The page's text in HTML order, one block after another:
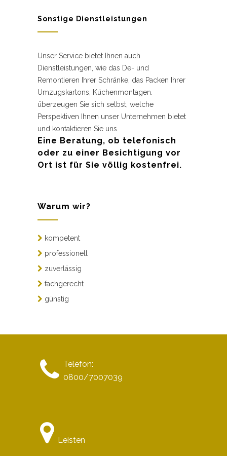
Sonstige Dienstleistungen
Unser Service bietet Ihnen auch
Dienstleistungen, wie das De- und
Remontieren Ihrer Schränke, das Packen Ihrer
Umzugskartons, Küchenmontagen.
überzeugen Sie sich selbst, welche
Perspektiven Ihnen unser Unternehmen bietet
und kontaktieren Sie uns.
Eine Beratung, ob telefonisch
oder zu einer Besichtigung vor
Ort ist für Sie völlig kostenfrei.
Warum wir?
kompetent
professionell
zuverlässig
fachgerecht
günstig
Telefon:
0800/7007039
Leisten